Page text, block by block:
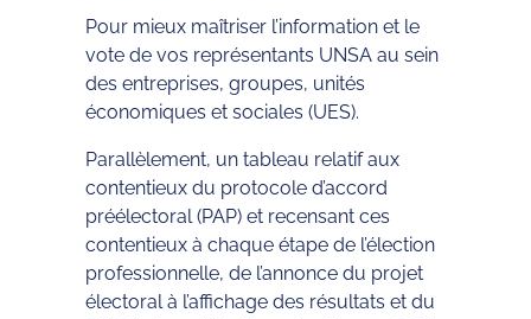
Pour mieux maîtriser l’information et le
vote de vos représentants UNSA au sein
des entreprises, groupes, unités
économiques et sociales (UES).
Parallèlement, un tableau relatif aux
contentieux du protocole d’accord
préélectoral (PAP) et recensant ces
contentieux à chaque étape de l’élection
professionnelle, de l’annonce du projet
électoral à l’affichage des résultats et du